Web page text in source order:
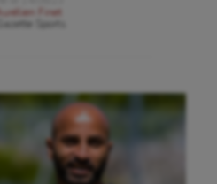
Aurélien Finet
Gazette Sports